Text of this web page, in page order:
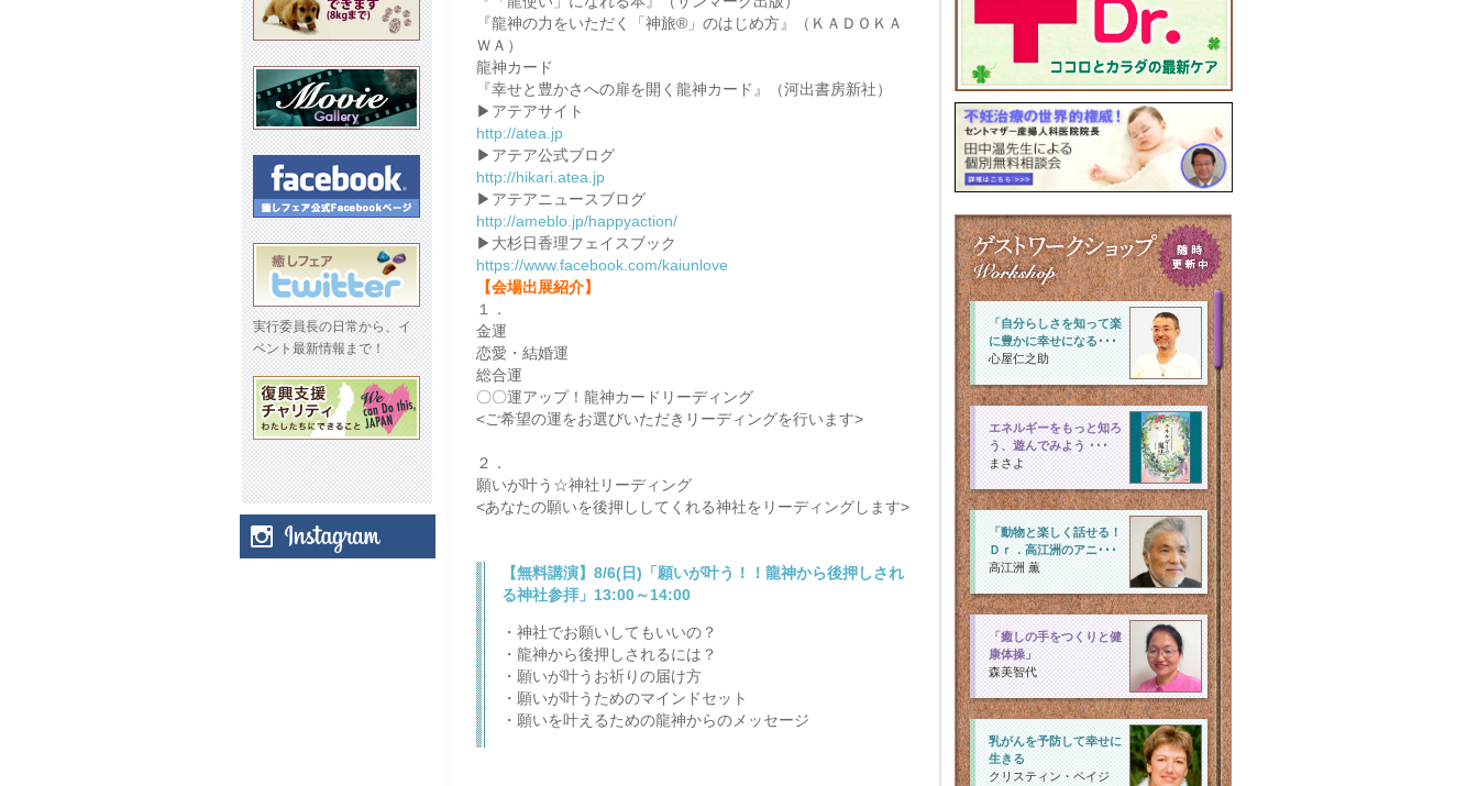
実行委員長の日常から、イ
ベント最新情報まで！
『龍神の力をいただく「神旅®」のはじめ方』（ＫＡＤＯＫＡ
ＷＡ）
龍神カード
『幸せと豊かさへの扉を開く龍神カード』（河出書房新社）
▶︎アテアサイト
http://atea.jp
▶︎アテア公式ブログ
http://hikari.atea.jp
▶︎アテアニュースブログ
http://ameblo.jp/happyaction/
▶︎大杉日香理フェイスブック
https://www.facebook.com/kaiunlove
【会場出展紹介】
１．
金運
恋愛・結婚運
総合運
〇〇運アップ！龍神カードリーディング
<ご希望の運をお選びいただきリーディングを行います>
２．
願いが叶う☆神社リーディング
<あなたの願いを後押ししてくれる神社をリーディングします>
【無料講演】8/6(日)「願いが叶う！！龍神から後押しされ
る神社参拝」13:00～14:00
・神社でお願いしてもいいの？
・龍神から後押しされるには？
・願いが叶うお祈りの届け方
・願いが叶うためのマインドセット
・願いを叶えるための龍神からのメッセージ
「自分らしさを知って楽
に豊かに幸せになる･･･
心屋仁之助
エネルギーをもっと知ろ
う、遊んでみよう ･･･
まさよ
「動物と楽しく話せる！
Ｄｒ．高江洲のアニ･･･
高江洲 薫
「癒しの手をつくりと健
康体操」
森美智代
乳がんを予防して幸せに
生きる
クリスティン・ペイジ